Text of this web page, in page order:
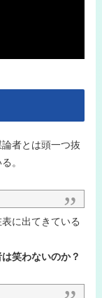
者とは頭一つ抜
。
に出てきている
笑わないのか？